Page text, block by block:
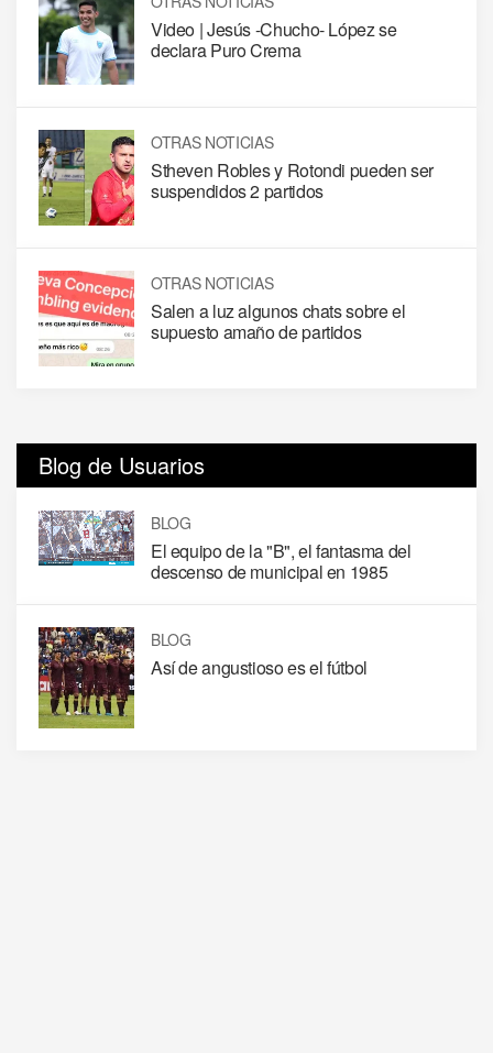
Video | Jesús -Chucho- López se
declara Puro Crema
OTRAS NOTICIAS
Stheven Robles y Rotondi pueden ser
suspendidos 2 partidos
OTRAS NOTICIAS
Salen a luz algunos chats sobre el
supuesto amaño de partidos
Blog de Usuarios
BLOG
El equipo de la "B", el fantasma del
descenso de municipal en 1985
BLOG
Así de angustioso es el fútbol